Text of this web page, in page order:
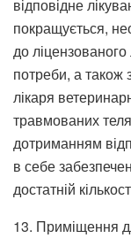
відповідне
покращується,
до
потреби, а також
лікаря
травмованих
дотриманням
в себе
достатній
13. Приміщення